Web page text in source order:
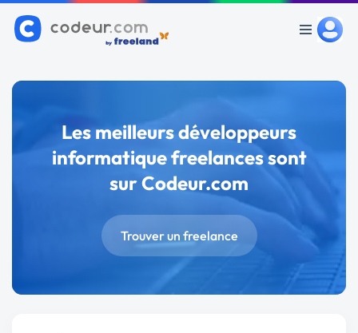
Les meilleurs développeurs
informatique freelances sont
sur Codeur.com
Trouver un freelance